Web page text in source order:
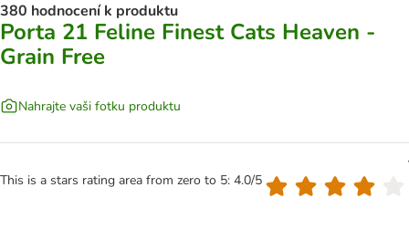
380 hodnocení k produktu
Porta 21 Feline Finest Cats Heaven -
Grain Free
Nahrajte vaši fotku produktu
This is a stars rating area from zero to 5: 4.0/5